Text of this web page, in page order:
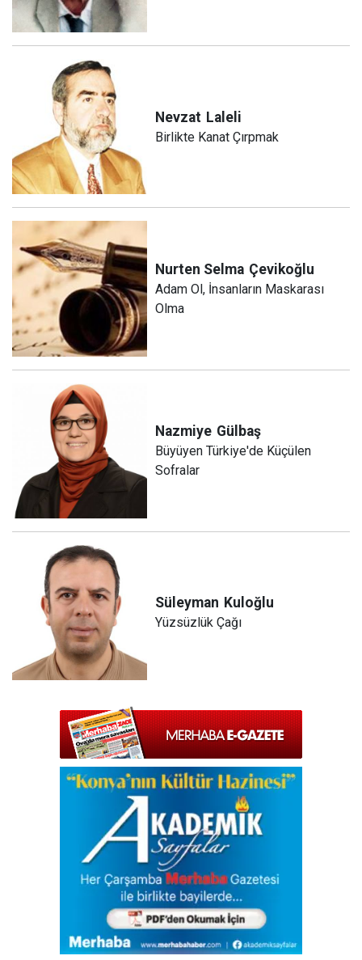
Nevzat Laleli
Birlikte Kanat Çırpmak
Nurten Selma Çevikoğlu
Adam Ol, İnsanların Maskarası
Olma
Nazmiye Gülbaş
Büyüyen Türkiye'de Küçülen
Sofralar
Süleyman Kuloğlu
Yüzsüzlük Çağı